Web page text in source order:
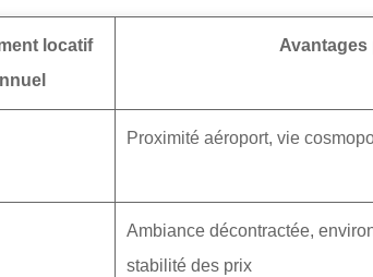
locatif
Proximité aéroport, vie
Ambiance décontractée,
stabilité des prix